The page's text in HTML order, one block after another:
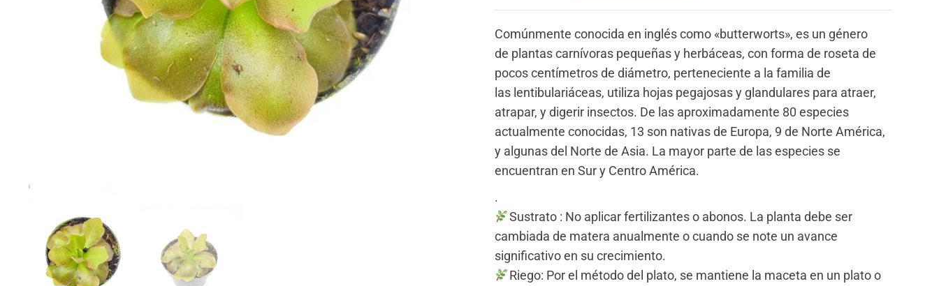
Comúnmente conocida en inglés como «butterworts», es un género
de plantas carnívoras pequeñas y herbáceas, con forma de roseta de
pocos centímetros de diámetro, perteneciente a la familia de
las lentibulariáceas, utiliza hojas pegajosas y glandulares para atraer,
atrapar, y digerir insectos. De las aproximadamente 80 especies
actualmente conocidas, 13 son nativas de Europa, 9 de Norte América,
y algunas del Norte de Asia. La mayor parte de las especies se
encuentran en Sur y Centro América.
.
Sustrato : No aplicar fertilizantes o abonos. La planta debe ser
cambiada de matera anualmente o cuando se note un avance
significativo en su crecimiento.
Riego: Por el método del plato, se mantiene la maceta en un plato o